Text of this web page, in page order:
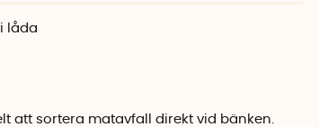
låda
att sortera matavfall direkt vid bänken.